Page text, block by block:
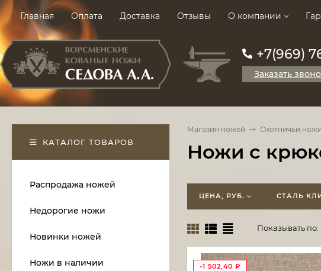
Главная Оплата Доставка Отзывы О компании
+7(969)
Заказать
Магазин ножей Охотничьи ножи
Ножи с
ЦЕНА, РУБ. СТАЛЬ
Показывать по:
-1 502,40 ₽
КАТАЛОГ ТОВАРОВ
Распродажа ножей
Недорогие ножи
Новинки ножей
Ножи в наличии